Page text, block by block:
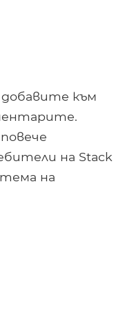
към
на Stack
на